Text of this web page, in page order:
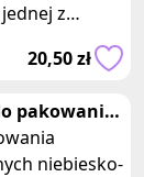
z
20,50 zł
pakowania
szary
niebiesko-